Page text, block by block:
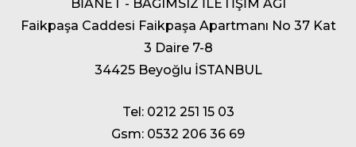
BİANET - BAĞIMSIZ İLETİŞİM AĞI
Faikpaşa Caddesi Faikpaşa Apartmanı No 37 Kat
3 Daire 7-8
34425 Beyoğlu İSTANBUL
Tel: 0212 251 15 03
Gsm: 0532 206 36 69